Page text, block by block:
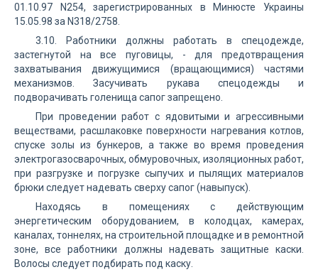
01.10.97 N254, зарегистрированных в Минюсте Украины
15.05.98 за N318/2758.
3.10. Работники должны работать в спецодежде,
застегнутой на все пуговицы, - для предотвращения
захватывания движущимися (вращающимися) частями
механизмов. Засучивать рукава спецодежды и
подворачивать голенища сапог запрещено.
При проведении работ с ядовитыми и агрессивными
веществами, расшлаковке поверхности нагревания котлов,
спуске золы из бункеров, а также во время проведения
электрогазосварочных, обмуровочных, изоляционных работ,
при разгрузке и погрузке сыпучих и пылящих материалов
брюки следует надевать сверху сапог (навыпуск).
Находясь в помещениях с действующим
энергетическим оборудованием, в колодцах, камерах,
каналах, тоннелях, на строительной площадке и в ремонтной
зоне, все работники должны надевать защитные каски.
Волосы следует подбирать под каску.